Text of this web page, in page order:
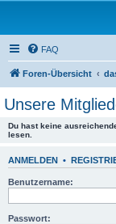
FAQ
Foren-Übersicht
Unsere
Du hast keine
lesen.
ANMELDEN •
Benutzername:
Passwort: